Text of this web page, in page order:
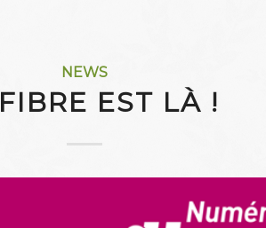
NEWS
EST LÀ !